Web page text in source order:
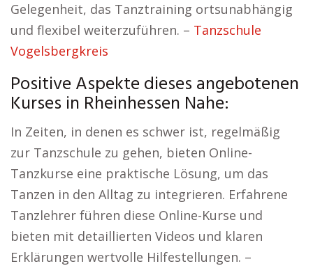
Gelegenheit, das Tanztraining ortsunabhängig
und flexibel weiterzuführen. – Tanzschule
Vogelsbergkreis
Positive Aspekte dieses angebotenen
Kurses in Rheinhessen Nahe:
In Zeiten, in denen es schwer ist, regelmäßig
zur Tanzschule zu gehen, bieten Online-
Tanzkurse eine praktische Lösung, um das
Tanzen in den Alltag zu integrieren. Erfahrene
Tanzlehrer führen diese Online-Kurse und
bieten mit detaillierten Videos und klaren
Erklärungen wertvolle Hilfestellungen. –